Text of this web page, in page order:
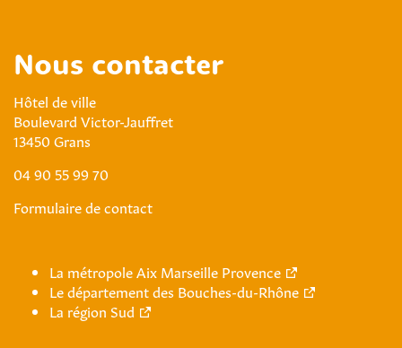
Nous contacter
Hôtel de ville
Boulevard Victor-Jauffret
13450 Grans
04 90 55 99 70
Formulaire de contact
La métropole Aix Marseille Provence
Le département des Bouches-du-Rhône
La région Sud